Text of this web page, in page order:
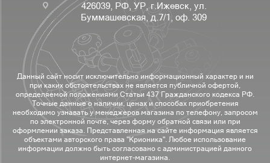
426039, РФ, УР, г.Ижевск, ул.
Буммашевская, д.7/1, оф. 309
Данный сайт носит исключительно информационный характер и ни
при каких обстоятельствах не является публичной офертой,
определяемой положениями Статьи 437 Гражданского кодекса РФ.
Точные данные о наличии, ценах и способах приобретения
необходимо узнавать у менеджеров магазина по телефону, запросом
по электронной почте, через форму обратной связи или при
оформлении заказа. Представленная на сайте информация является
объектами авторского права "Крионика". Любое использование
информации должно быть согласовано с администрацией данного
интернет-магазина.